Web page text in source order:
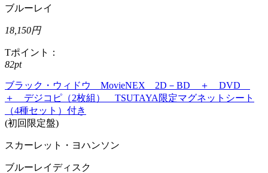
ブルーレイ
18,150円
Tポイント：
82pt
ブラック・ウィドウ MovieNEX 2D－BD ＋ DVD
＋ デジコピ（2枚組） TSUTAYA限定マグネットシート
（4種セット）付き
(初回限定盤)
スカーレット・ヨハンソン
ブルーレイディスク